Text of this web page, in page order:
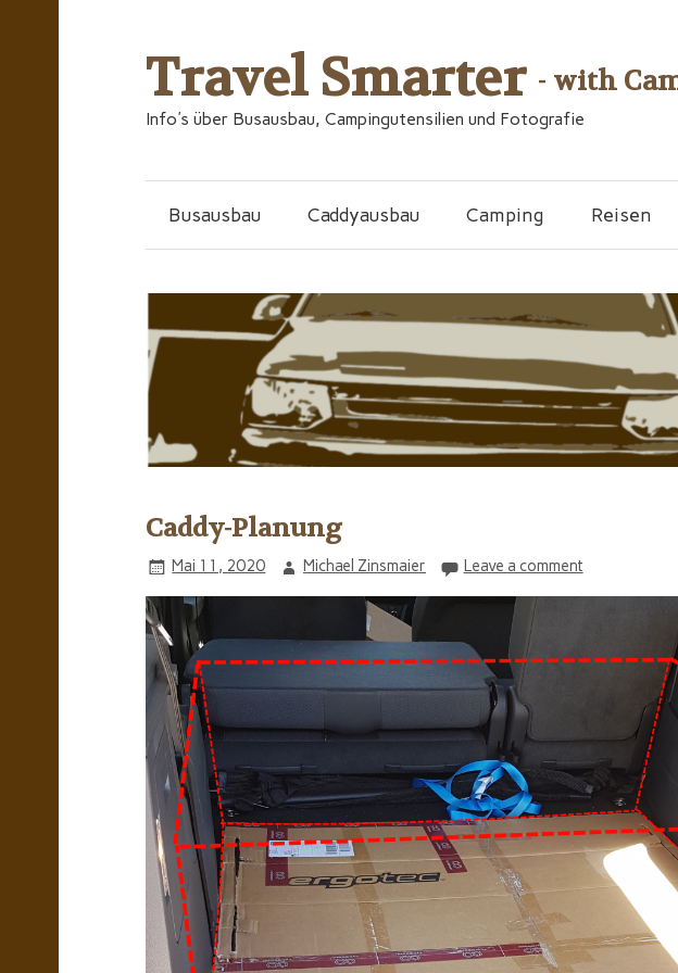
Travel Smarter - with
Info's über Busausbau, Campingutensilien und Fotografie
Busausbau Caddyausbau Camping Reisen
Caddy-Planung
Mai 11, 2020 Michael Zinsmaier Leave a comment